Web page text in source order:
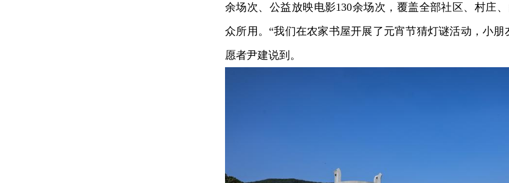
余场次、公益放映电影130余场次，覆盖全部社区、村庄
众所用。“我们在农家书屋开展了元宵节猜灯谜活动，小
愿者尹建说到。